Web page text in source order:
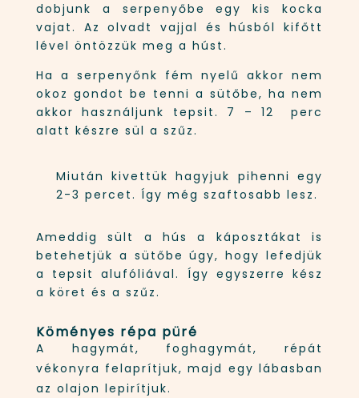
dobjunk a serpenyőbe egy kis kocka
vajat. Az olvadt vajjal és húsból kifőtt
lével öntözzük meg a húst.
Ha a serpenyőnk fém nyelű akkor nem
okoz gondot be tenni a sütőbe, ha nem
akkor használjunk tepsit. 7 – 12 perc
alatt készre sül a szűz.
Miután kivettük hagyjuk pihenni egy
2-3 percet. Így még szaftosabb lesz.
Ameddig sült a hús a káposztákat is
betehetjük a sütőbe úgy, hogy lefedjük
a tepsit alufóliával. Így egyszerre kész
a köret és a szűz.
Köményes répa püré
A hagymát, foghagymát, répát
vékonyra felaprítjuk, majd egy lábasban
az olajon lepirítjuk.